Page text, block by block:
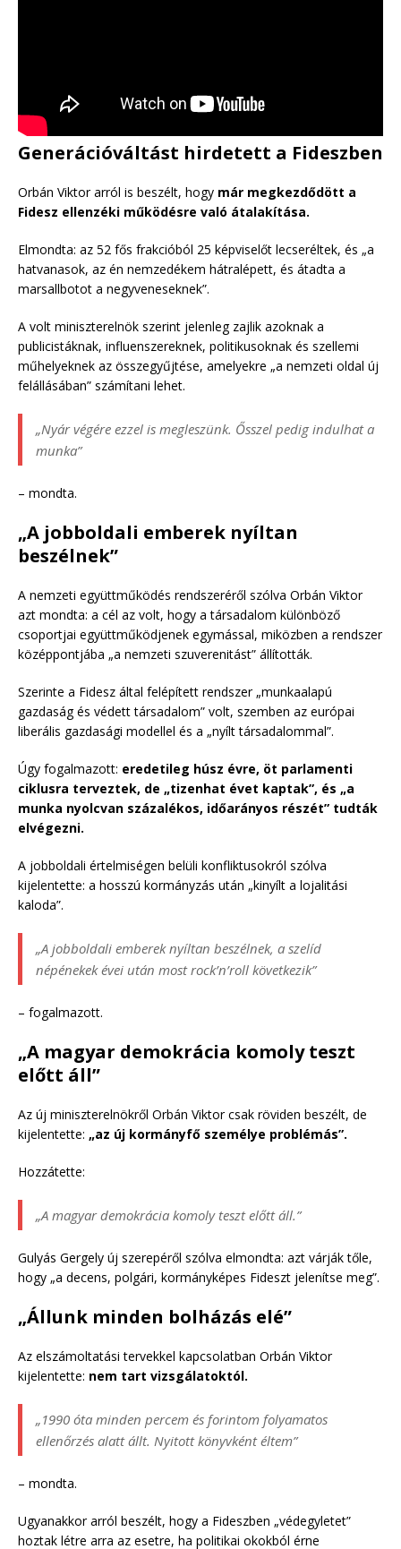
Generációváltást hirdetett a Fideszben
Orbán Viktor arról is beszélt, hogy már megkezdődött a
Fidesz ellenzéki működésre való átalakítása.
Elmondta: az 52 fős frakcióból 25 képviselőt lecseréltek, és „a
hatvanasok, az én nemzedékem hátralépett, és átadta a
marsallbotot a negyveneseknek”.
A volt miniszterelnök szerint jelenleg zajlik azoknak a
publicistáknak, influenszereknek, politikusoknak és szellemi
műhelyeknek az összegyűjtése, amelyekre „a nemzeti oldal új
felállásában” számítani lehet.
„Nyár végére ezzel is megleszünk. Ősszel pedig indulhat a
munka”
– mondta.
„A jobboldali emberek nyíltan
beszélnek”
A nemzeti együttműködés rendszeréről szólva Orbán Viktor
azt mondta: a cél az volt, hogy a társadalom különböző
csoportjai együttműködjenek egymással, miközben a rendszer
középpontjába „a nemzeti szuverenitást” állították.
Szerinte a Fidesz által felépített rendszer „munkaalapú
gazdaság és védett társadalom” volt, szemben az európai
liberális gazdasági modellel és a „nyílt társadalommal”.
Úgy fogalmazott: eredetileg húsz évre, öt parlamenti
ciklusra terveztek, de „tizenhat évet kaptak”, és „a
munka nyolcvan százalékos, időarányos részét” tudták
elvégezni.
A jobboldali értelmiségen belüli konfliktusokról szólva
kijelentette: a hosszú kormányzás után „kinyílt a lojalitási
kaloda”.
„A jobboldali emberek nyíltan beszélnek, a szelíd
népénekek évei után most rock’n’roll következik”
– fogalmazott.
„A magyar demokrácia komoly teszt
előtt áll”
Az új miniszterelnökről Orbán Viktor csak röviden beszélt, de
kijelentette: „az új kormányfő személye problémás”.
Hozzátette:
„A magyar demokrácia komoly teszt előtt áll.”
Gulyás Gergely új szerepéről szólva elmondta: azt várják tőle,
hogy „a decens, polgári, kormányképes Fideszt jelenítse meg”.
„Állunk minden bolházás elé”
Az elszámoltatási tervekkel kapcsolatban Orbán Viktor
kijelentette: nem tart vizsgálatoktól.
„1990 óta minden percem és forintom folyamatos
ellenőrzés alatt állt. Nyitott könyvként éltem”
– mondta.
Ugyanakkor arról beszélt, hogy a Fideszben „védegyletet”
hoztak létre arra az esetre, ha politikai okokból érne